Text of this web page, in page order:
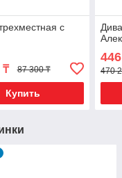
с
₸ 87 300 ₸
Купить
470